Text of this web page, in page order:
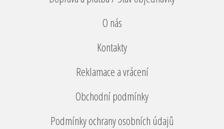
O nás
Kontakty
Reklamace a vrácení
Obchodní podmínky
Podmínky ochrany osobních údajů